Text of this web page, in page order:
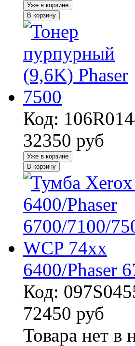
Уже в корзине
В корзину
Код:
32350 руб
Уже в корзине
В корзину
6400/Phaser
Код:
72450 руб
Товара нет в